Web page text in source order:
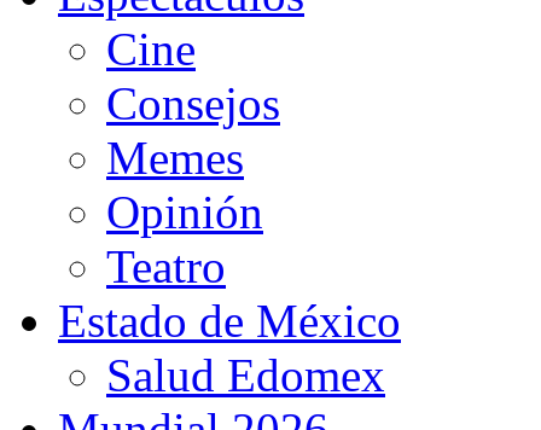
Cine
Consejos
Memes
Opinión
Teatro
Estado de México
Salud Edomex